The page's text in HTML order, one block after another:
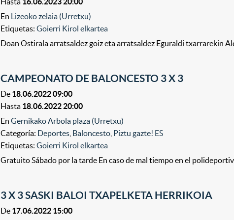
En Lizeoko zelaia (Urretxu)
Etiquetas:Goierri Kirol elkartea
Doan Ostirala arratsaldez goiz eta arratsaldez Eguraldi txarrarekin
CAMPEONATO DE BALONCESTO 3 X 3
De 18.06.2022 09:00
Hasta 18.06.2022 20:00
EnGernikako Arbola plaza (Urretxu)
Categoría: Deportes Baloncesto Piztu gazte! ES
Etiquetas:Goierri Kirol elkartea
Gratuito Sábado por la tarde En caso de mal tiempo en el
3 X 3 SASKI BALOI TXAPELKETA HERRIKOIA
De 17.06.2022 15:00